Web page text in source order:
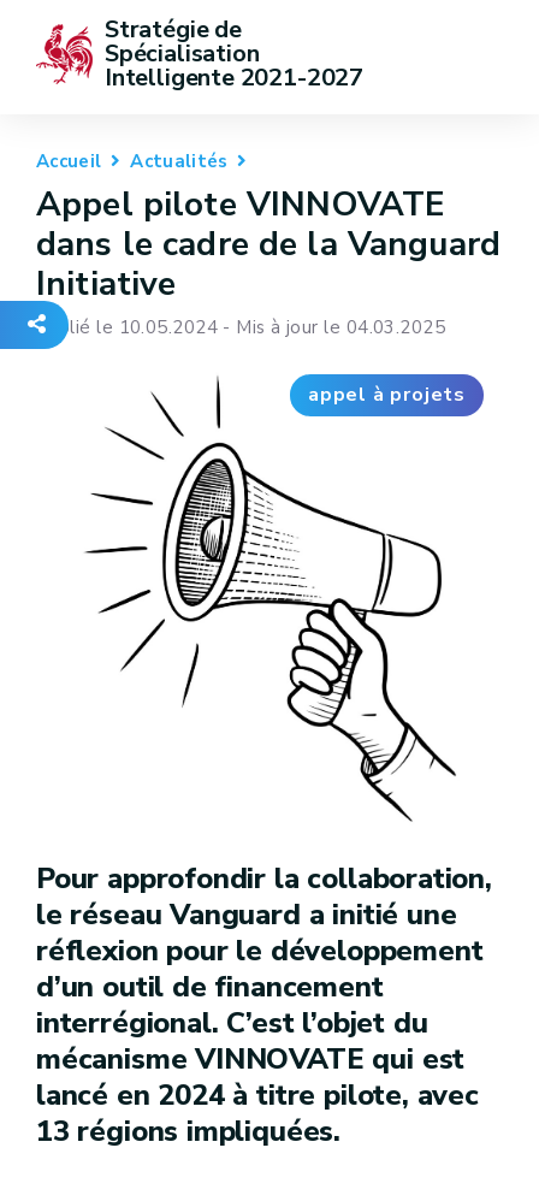
Stratégie de
Spécialisation
Intelligente 2021-2027
Accueil Actualités
Appel pilote VINNOVATE
dans le cadre de la Vanguard
Initiative
Publié le 10.05.2024 - Mis à jour le 04.03.2025
appel à projets
Pour approfondir la collaboration,
le réseau Vanguard a initié une
réflexion pour le développement
d’un outil de financement
interrégional. C’est l’objet du
mécanisme VINNOVATE qui est
lancé en 2024 à titre pilote, avec
13 régions impliquées.